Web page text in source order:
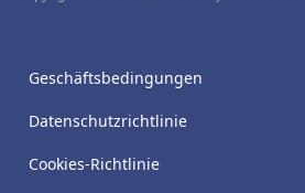
Geschäftsbedingungen
Datenschutzrichtlinie
Cookies-Richtlinie